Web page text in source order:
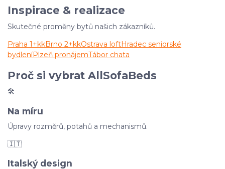
Inspirace & realizace
Skutečné proměny bytů našich zákazníků.
Praha 1+kkBrno 2+kkOstrava loftHradec seniorské
bydleníPlzeň pronájemTábor chata
Proč si vybrat AllSofaBeds
🛠
Na míru
Úpravy rozměrů, potahů a mechanismů.
🇮🇹
Italský design